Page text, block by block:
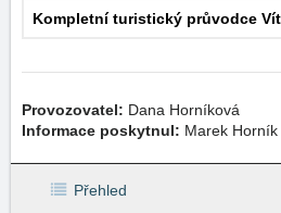
Kompletní turistický průvodce
Provozovatel: Dana Horníková
Informace poskytnul: Marek Horník
Přehled